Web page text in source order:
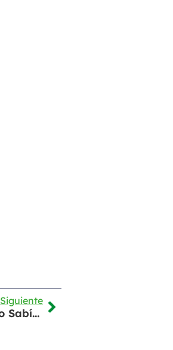
Siguiente
5 Curiosidades Sobre La Calabaza Que No Sabías